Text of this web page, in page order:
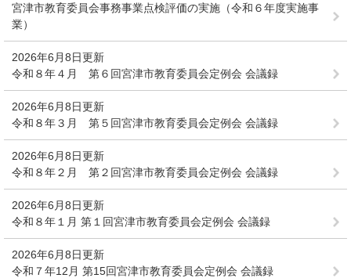
宮津市教育委員会事務事業点検評価の実施（令和６年度実施事
業）
2026年6月8日更新
令和８年４月 第６回宮津市教育委員会定例会 会議録
2026年6月8日更新
令和８年３月 第５回宮津市教育委員会定例会 会議録
2026年6月8日更新
令和８年２月 第２回宮津市教育委員会定例会 会議録
2026年6月8日更新
令和８年１月 第１回宮津市教育委員会定例会 会議録
2026年6月8日更新
令和７年12月 第15回宮津市教育委員会定例会 会議録